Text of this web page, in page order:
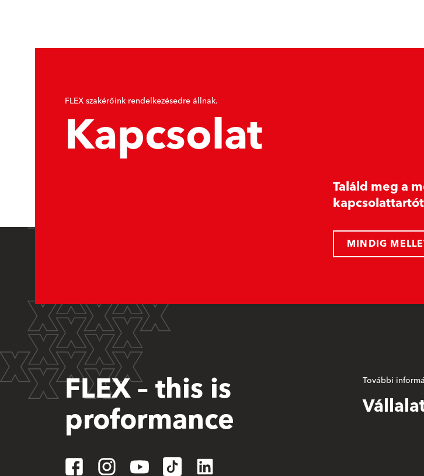
FLEX szakérőink rendelkezésedre állnak.
Kapcsolat
Találd meg a
kapcsolattartót
MINDIG
FLEX – this is
proformance
További